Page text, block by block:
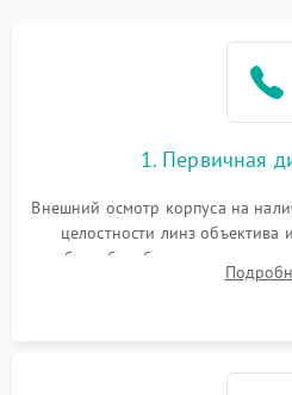
1. Первичная
Внешний осмотр корпуса на
целостности линз объектива
работы барабанчиков ввода
параллакса и зума.